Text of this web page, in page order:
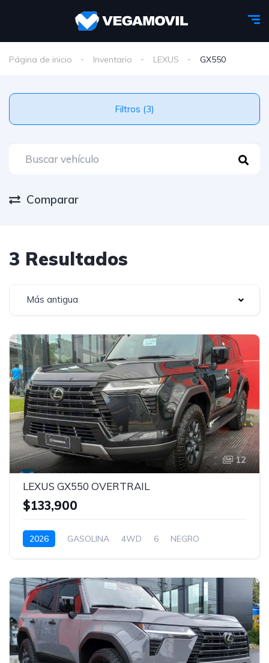
Página de inicio Inventario LEXUS GX550
Filtros (3)
Comparar
3 Resultados
Más antigua
12
LEXUS GX550 OVERTRAIL
$133,900
2026 GASOLINA 4WD 6 NEGRO